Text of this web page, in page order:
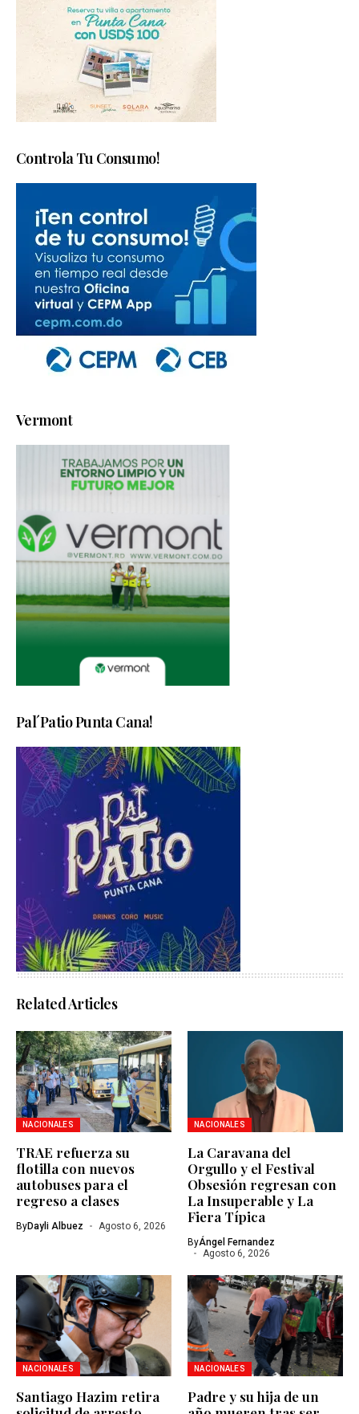
Controla Tu Consumo!
Vermont
Pal´Patio Punta Cana!
Related Articles
NACIONALES
TRAE refuerza su
flotilla con nuevos
autobuses para el
regreso a clases
ByDayli Albuez Agosto 6, 2026
NACIONALES
La Caravana del
Orgullo y el Festival
Obsesión regresan con
La Insuperable y La
Fiera Típica
ByÁngel Fernandez
Agosto 6, 2026
NACIONALES
Santiago Hazim retira
NACIONALES
Padre y su hija de un